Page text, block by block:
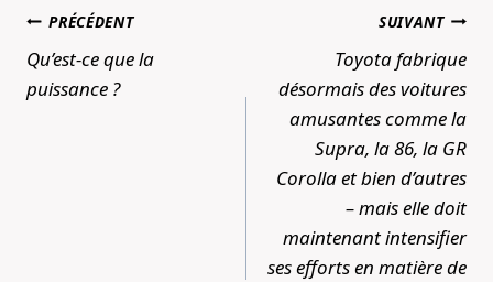
Navigation
de
l’article
PRÉCÉDENT
Qu’est-ce que la
puissance ?
SUIVANT
Toyota fabrique
désormais des voitures
amusantes comme la
Supra, la 86, la GR
Corolla et bien d’autres
– mais elle doit
maintenant intensifier
ses efforts en matière de